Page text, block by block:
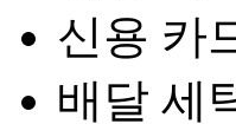
신용 카
배달 세